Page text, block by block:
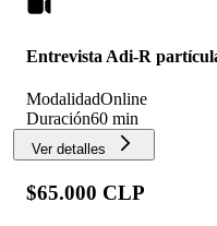
Entrevista Adi-R
ModalidadOnline
Duración60 min
Ver detalles
$65.000 CLP